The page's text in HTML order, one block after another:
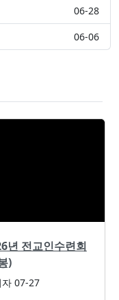
06-28
06-06
년 전교인수련회
)
자 07-27